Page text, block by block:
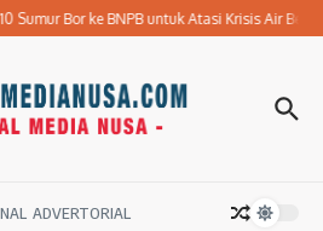
Bor ke BNPB untuk Atasi Krisis Air Bersih
ADVERTORIAL